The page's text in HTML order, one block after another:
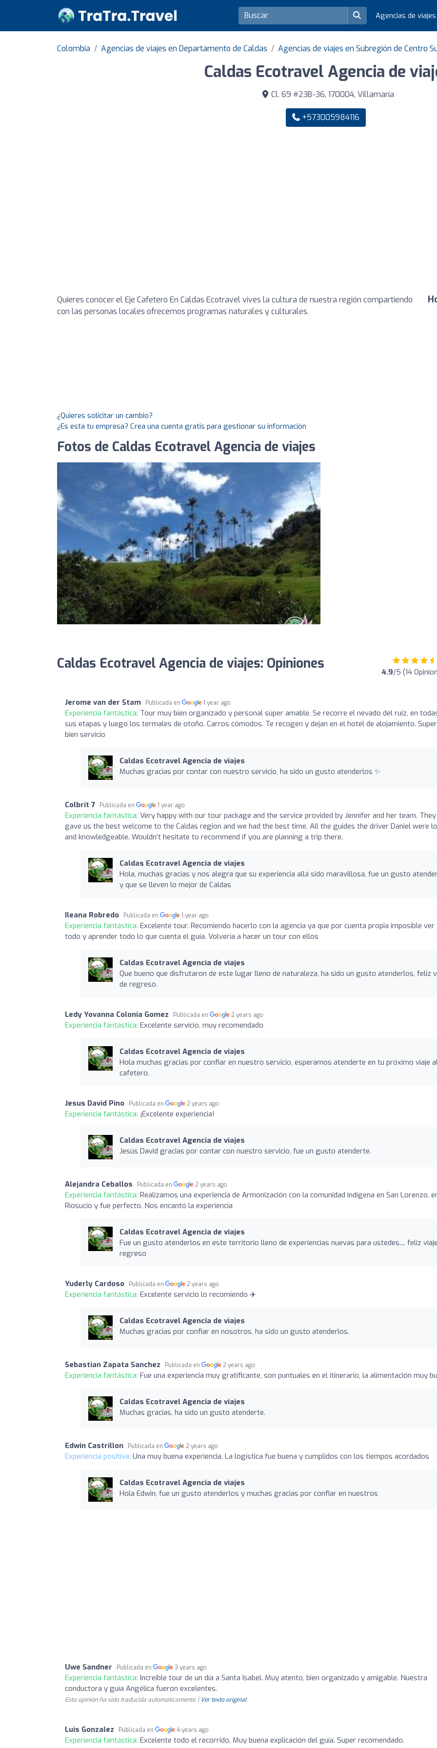
Agencias de viajes
Colombia Agencias de viajes en Departamento de Caldas Agencias de viajes en Subregión de Centro
Caldas Ecotravel Agencia de
Cl. 69 #23B-36, 170004, Villamaría
+573005984116
Quieres conocer el Eje Cafetero En Caldas Ecotravel vives la cultura de nuestra región compartiendo
con las personas locales ofrecemos programas naturales y culturales.
¿Quieres solicitar un cambio?
¿Es esta tu empresa? Crea una cuenta gratis para gestionar su información
Fotos de Caldas Ecotravel Agencia de viajes
Caldas Ecotravel Agencia de viajes: Opiniones 4.9/5 (14
Jerome van der Stam Publicada en 1 year ago
Experiencia fantástica: Tour muy bien organizado y personal súper amable. Se recorre el nevado del ruiz, en
sus etapas y luego los termales de otoño. Carros cómodos. Te recogen y dejan en el hotel de alojamiento. Super
bien servicio
Caldas Ecotravel Agencia de viajes
Muchas gracias por contar con nuestro servicio, ha sido un gusto atenderlos ✨
Colbrit 7 Publicada en 1 year ago
Experiencia fantástica: Very happy with our tour package and the service provided by Jennifer and her team. They
gave us the best welcome to the Caldas region and we had the best time. All the guides the driver Daniel were
and knowledgeable. Wouldn’t hesitate to recommend if you are planning a trip there.
Caldas Ecotravel Agencia de viajes
Hola, muchas gracias y nos alegra que su experiencia allá sido maravillosa, fue un gusto
y que se lleven lo mejor de Caldas
Ileana Robredo Publicada en 1 year ago
Experiencia fantástica: Excelente tour. Recomiendo hacerlo con la agencia ya que por cuenta propia imposible ver
todo y aprender todo lo que cuenta el guía. Volvería a hacer un tour con ellos
Caldas Ecotravel Agencia de viajes
Que bueno que disfrutaron de este lugar lleno de naturaleza, ha sido un gusto atenderlos, feliz
de regreso.
Ledy Yovanna Colonia Gomez Publicada en 2 years ago
Experiencia fantástica: Excelente servicio, muy recomendado
Caldas Ecotravel Agencia de viajes
Hola muchas gracias por confiar en nuestro servicio, esperamos atenderte en tu próximo viaje
cafetero.
Jesus David Pino Publicada en 2 years ago
Experiencia fantástica: ¡Excelente experiencia!
Caldas Ecotravel Agencia de viajes
Jesús David gracias por contar con nuestro servicio, fue un gusto atenderte.
Alejandra Ceballos Publicada en 2 years ago
Experiencia fantástica: Realizamos una experiencia de Armonización con la comunidad indígena en San Lorenzo,
Riosucio y fue perfecto. Nos encantó la experiencia
Caldas Ecotravel Agencia de viajes
Fue un gusto atenderlos en este territorio lleno de experiencias nuevas para ustedes.... feliz
regreso
Yuderly Cardoso Publicada en 2 years ago
Experiencia fantástica: Excelente servicio lo recomiendo ✈️
Caldas Ecotravel Agencia de viajes
Muchas gracias por confiar en nosotros, ha sido un gusto atenderlos.
Sebastian Zapata Sanchez Publicada en 2 years ago
Experiencia fantástica: Fue una experiencia muy gratificante, son puntuales en el itinerario, la alimentación muy
Caldas Ecotravel Agencia de viajes
Muchas gracias, ha sido un gusto atenderte.
Edwin Castrillon Publicada en 2 years ago
Experiencia positiva: Una muy buena experiencia. La logística fue buena y cumplidos con los tiempos acordados
Caldas Ecotravel Agencia de viajes
Hola Edwin, fue un gusto atenderlos y muchas gracias por confiar en nuestros
Uwe Sandner Publicada en 3 years ago
Experiencia fantástica: Increíble tour de un día a Santa Isabel. Muy atento, bien organizado y amigable. Nuestra
conductora y guía Angélica fueron excelentes.
Esta opinión ha sido traducida automáticamente. | Ver texto original
Luis Gonzalez Publicada en 4 years ago
Experiencia fantástica: Excelente todo el recorrido. Muy buena explicación del guía. Super recomendado.